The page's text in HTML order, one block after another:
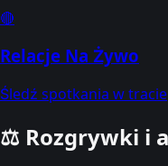
🔴
Relacje Na Żywo
Śledź spotkania w tracie
⚖️ Rozgrywki i